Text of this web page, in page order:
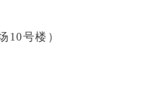
10号楼）